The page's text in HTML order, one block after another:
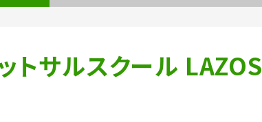
トサルスクール LAZOS